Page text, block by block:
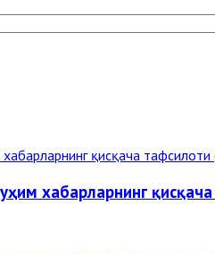
хабарларнинг